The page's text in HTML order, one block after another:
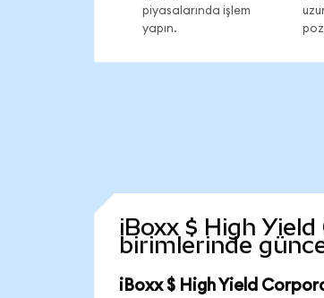
piyasalarında işlem
yapın.
iBoxx $ High
birimlerinde
iBoxx $ High Yield